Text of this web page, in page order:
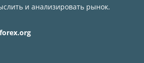
и анализировать рынок.